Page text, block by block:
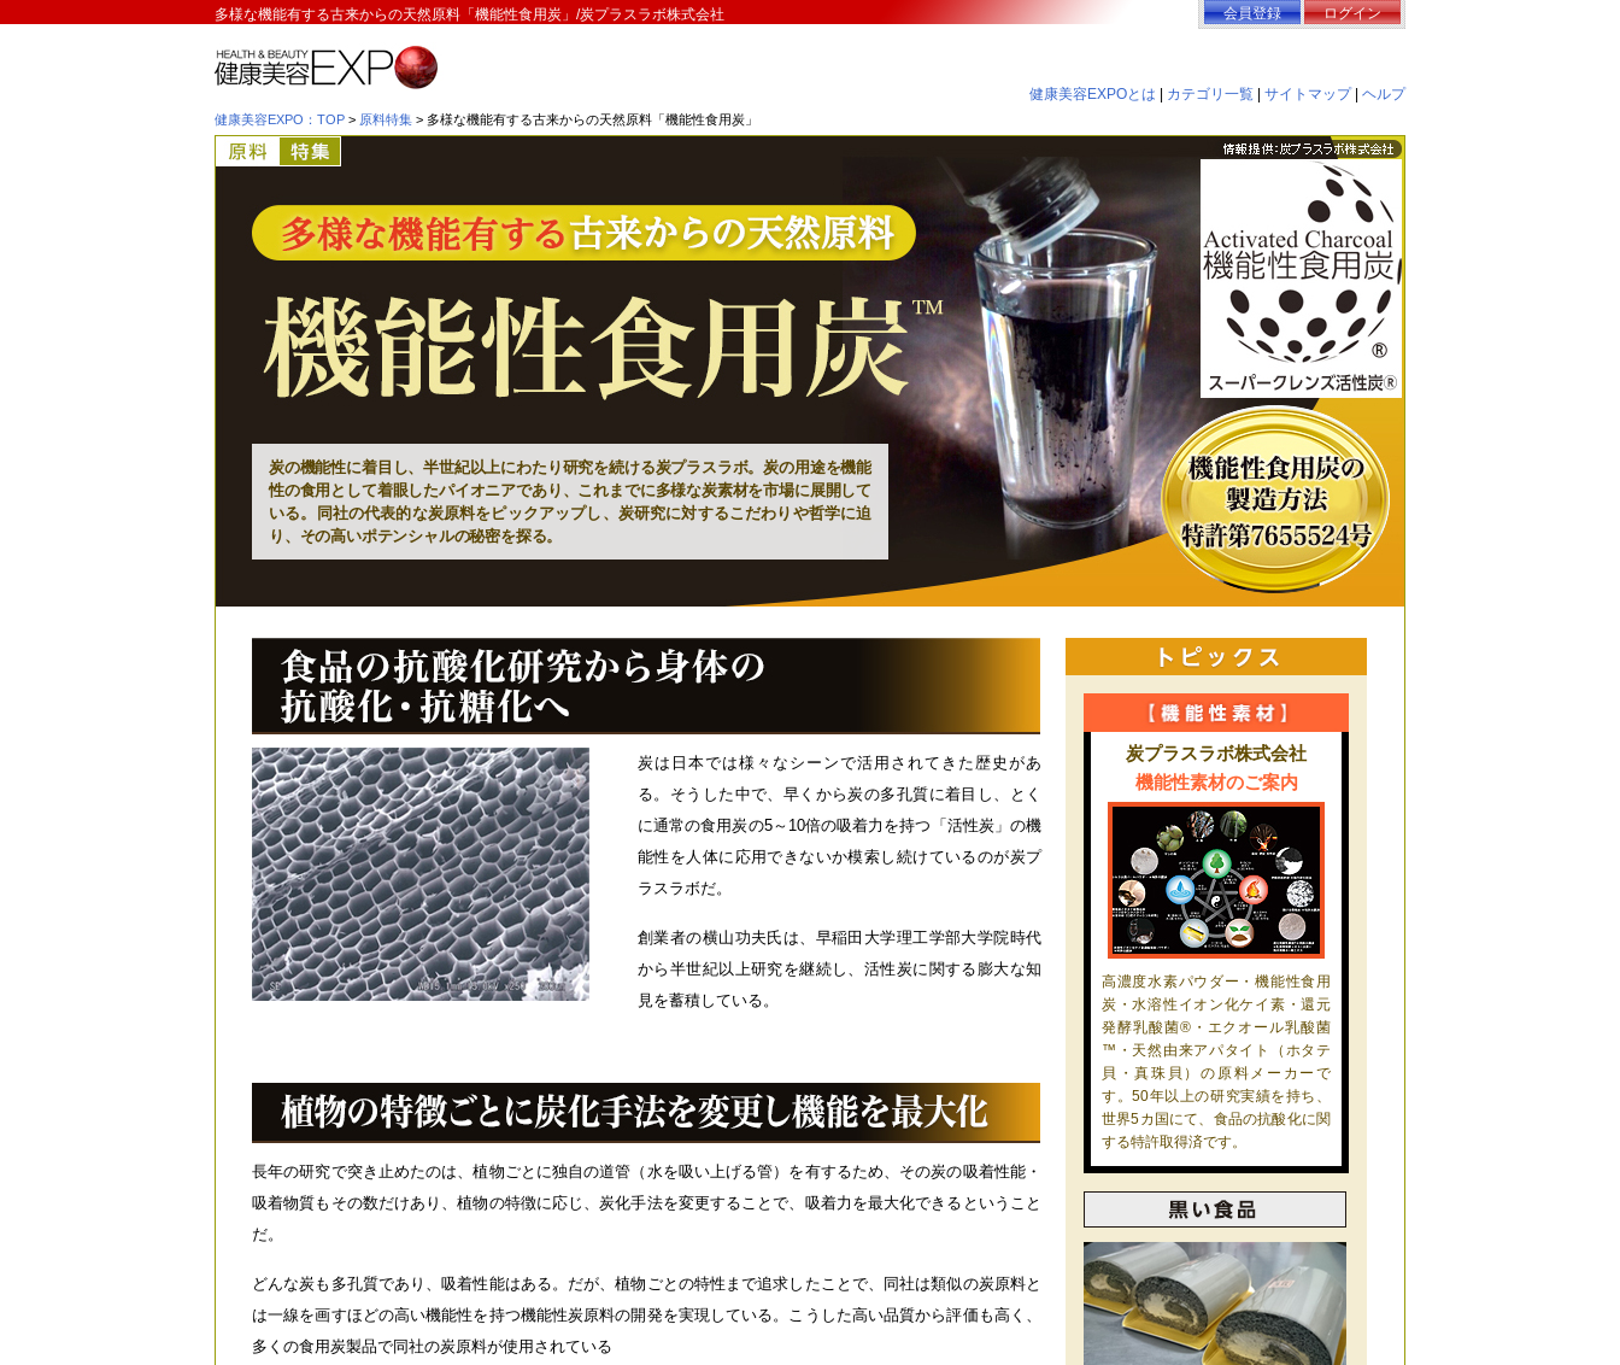
多様な機能有する古来からの天然原料「機能性食用炭」/炭プラスラボ株式会社 ログイン
会員登録
健康美容EXPOとは カテゴリ一覧 サイトマップ| ヘルプ
健康美容EXPO：TOP > 原料特集 > 多様な機能有する古来からの天然原料「機能性食用炭」
炭の機能性に着目し、半世紀以上にわたり研究を続ける炭プラスラボ。炭の用途を機能
性の食用として着眼したパイオニアであり、これまでに多様な炭素材を市場に展開して
いる。同社の代表的な炭原料をピックアップし、炭研究に対するこだわりや哲学に迫
り、その高いポテンシャルの秘密を探る。
炭は日本では様々なシーンで活用されてきた歴史があ
る。そうした中で、早くから炭の多孔質に着目し、とく
に通常の食用炭の5～10倍の吸着力を持つ「活性炭」の機
能性を人体に応用できないか模索し続けているのが炭プ
ラスラボだ。
創業者の横山功夫氏は、早稲田大学理工学部大学院時代
から半世紀以上研究を継続し、活性炭に関する膨大な知
見を蓄積している。
長年の研究で突き止めたのは、植物ごとに独自の道管（水を吸い上げる管）を有するため、その炭の吸着性能・
吸着物質もその数だけあり、植物の特徴に応じ、炭化手法を変更することで、吸着力を最大化できるということ
だ。
どんな炭も多孔質であり、吸着性能はある。だが、植物ごとの特性まで追求したことで、同社は類似の炭原料と
は一線を画すほどの高い機能性を持つ機能性炭原料の開発を実現している。こうした高い品質から評価も高く、
多くの食用炭製品で同社の炭原料が使用されている
炭プラスラボ株式会社
機能性素材のご案内
高濃度水素パウダー・機能性食用
炭・水溶性イオン化ケイ素・還元
発酵乳酸菌®・エクオール乳酸菌
™・天然由来アパタイト（ホタテ
貝・真珠貝）の原料メーカーで
す。50年以上の研究実績を持ち、
世界5カ国にて、食品の抗酸化に関
する特許取得済です。